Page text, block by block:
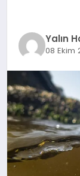
TEKNOLOJİ
MAGAZİN
SAĞLIK
Yalın
08 Ekim